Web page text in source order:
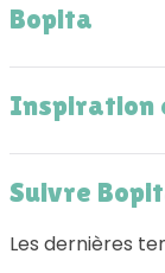
Bopita
Inspiration
Suivre
Les dernières